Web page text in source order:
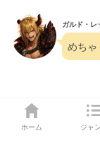
ホーム ジャ
ガルド・レ
めちゃ
勢いよく指を差す。